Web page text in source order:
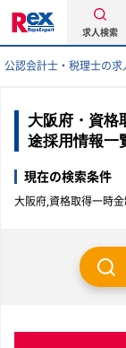
求人検索
公認会計士・税理士の
大阪府・資格
途採用情報一
現在の検索条件
大阪府,資格取得一時